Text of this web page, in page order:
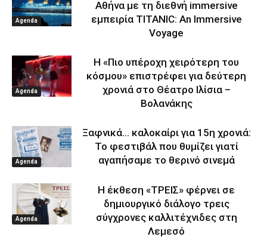
Agenda
Αθήνα με τη διεθνή immersive
εμπειρία TITANIC: An Immersive
Voyage
Agenda
Η «Πιο υπέροχη χειρότερη του
κόσμου» επιστρέφει για δεύτερη
χρονιά στο Θέατρο Ιλίσια –
Βολανάκης
Agenda
Ξαφνικά… καλοκαίρι για 15η χρονιά:
Το φεστιβάλ που θυμίζει γιατί
αγαπήσαμε το θερινό σινεμά
Agenda
Η έκθεση «ΤΡΕΙΣ» φέρνει σε
δημιουργικό διάλογο τρεις
σύγχρονες καλλιτέχνιδες στη
Λεμεσό